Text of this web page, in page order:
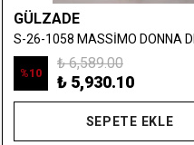
GÜLZADE
%10
₺ 6,589.00
₺ 5,930.10
SEPETE EKLE